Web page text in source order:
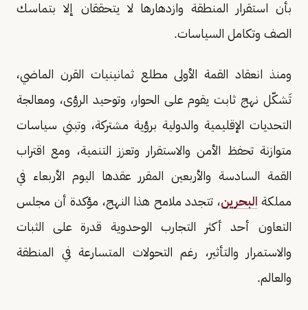
بأن استقرار المنطقة وازدهارها لا يتحققان إلا بتماسك
الصف وتكامل السياسات.
ومنذ انعقاد القمة الأولى مطلع ثمانينيات القرن الماضي،
تَشكّل نهج ثابت يقوم على الحوار، وتوحيد الرؤى، ومعالجة
التحديات الإقليمية والدولية برؤية مشتركة، وتبني سياسات
متوازنة تحفظ الأمن والاستقرار وتعزز التنمية، ومع اقتراب
القمة السادسة والأربعين المقرر عقدها اليوم الأربعاء في
مملكة البحرين، تتجدد ملامح هذا النهج، مؤكدة أن مجلس
التعاون أحد أكثر التجارب الوحدوية قدرة على الثبات
والاستمرار والتأثير، رغم التحولات المتسارعة في المنطقة
والعالم.